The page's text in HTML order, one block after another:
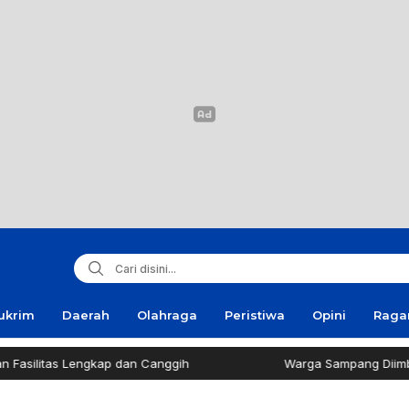
Daerah Olahraga Peristiwa Opini
Lengkap dan Canggih Warga Sampang Diimbau